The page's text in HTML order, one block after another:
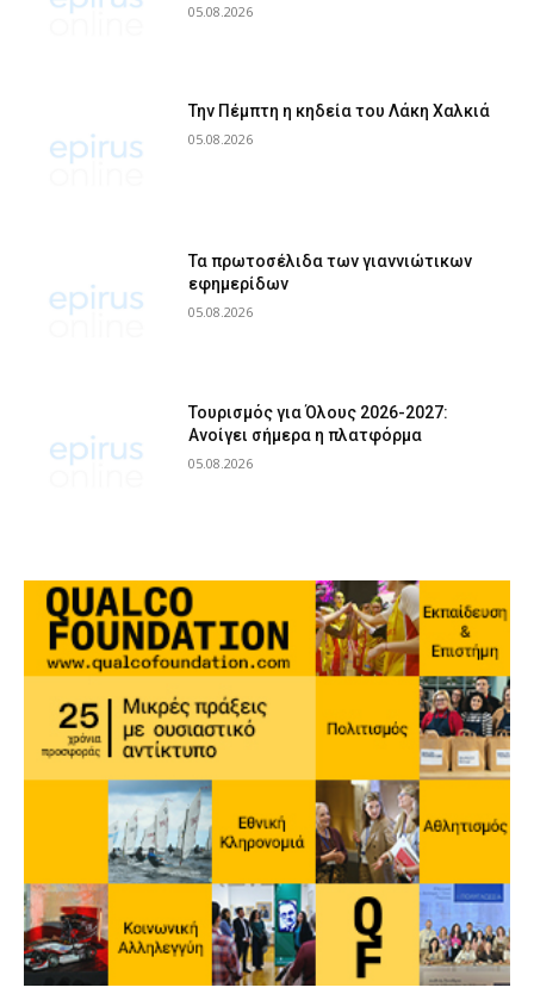
05.08.2026
Την Πέμπτη η κηδεία του Λάκη Χαλκιά
05.08.2026
Τα πρωτοσέλιδα των γιαννιώτικων
εφημερίδων
05.08.2026
Τουρισμός για Όλους 2026-2027:
Ανοίγει σήμερα η πλατφόρμα
05.08.2026